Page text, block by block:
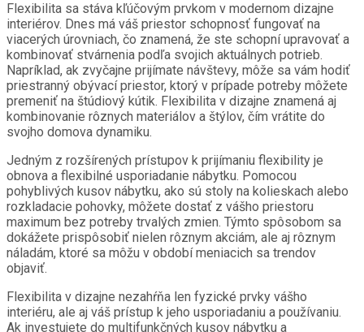
Flexibilita sa stáva kľúčovým prvkom v modernom dizajne
interiérov. Dnes má váš priestor schopnosť fungovať na
viacerých úrovniach, čo znamená, že ste schopní upravovať a
kombinovať stvárnenia podľa svojich aktuálnych potrieb.
Napríklad, ak zvyčajne prijímate návštevy, môže sa vám hodiť
priestranný obývací priestor, ktorý v prípade potreby môžete
premeniť na štúdiový kútik. Flexibilita v dizajne znamená aj
kombinovanie rôznych materiálov a štýlov, čím vrátite do
svojho domova dynamiku.
Jedným z rozšírených prístupov k prijímaniu flexibility je
obnova a flexibilné usporiadanie nábytku. Pomocou
pohyblivých kusov nábytku, ako sú stoly na kolieskach alebo
rozkladacie pohovky, môžete dostať z vášho priestoru
maximum bez potreby trvalých zmien. Týmto spôsobom sa
dokážete prispôsobiť nielen rôznym akciám, ale aj rôznym
náladám, ktoré sa môžu v období meniacich sa trendov
objaviť.
Flexibilita v dizajne nezahŕňa len fyzické prvky vášho
interiéru, ale aj váš prístup k jeho usporiadaniu a používaniu.
Ak investujete do multifunkčných kusov nábytku a